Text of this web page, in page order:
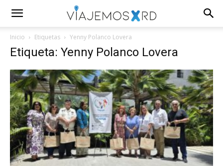
Inicio Etiquetas Yenny Polanco Lovera
Etiqueta: Yenny Polanco Lovera